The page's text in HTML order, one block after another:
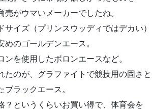
売がウマいメーカーでしたね。
サイズ（プリンスウッディではデカい）
めのゴールデンエース。
ンを使用したボロンエースなど。
たのが、グラファイトで競技用の固さと
ブラックエース。
？というくらいお買い得で、体育会を